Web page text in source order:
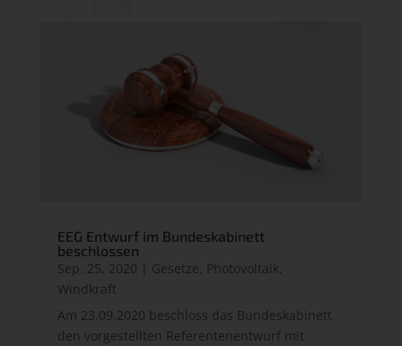
EEG Entwurf im Bundeskabinett
beschlossen
Sep. 25, 2020
Gesetze, Photovoltaik,
Windkraft
Am 23.09.2020 beschloss das Bundeskabinett
den vorgestellten Referentenentwurf mit